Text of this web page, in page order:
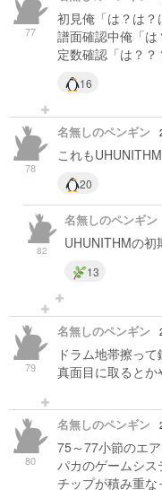
77
初見俺「は？は？
譜面確認中俺「は
定数確認「は？？
16
78
名無しのペンギン
これも
20
82
名無しのペンギン
UHUNITHMの初
13
79
名無しのペンギン
ドラム地帯擦っ
真面目に取ると
80
名無しのペンギン
75～77小節のエ
パカのゲームシ
チップが積み重